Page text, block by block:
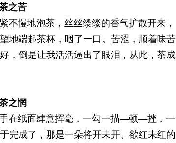
之苦
不慢地泡茶，丝丝缕缕的香气扩散开来，
地端起茶杯，咽了一口。苦涩，顺着味苦
，倒是让我活活逼出了眼泪，从此，茶成
之惘
在纸面肆意挥毫，一勾一描—顿—挫，一
完成了，那是一朵将开未开、 欲红未红的